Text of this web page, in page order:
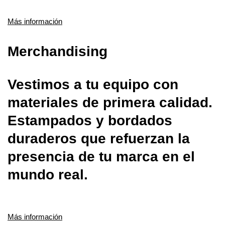
Más información
Merchandising
Vestimos a tu equipo con
materiales de primera calidad.
Estampados y bordados
duraderos que refuerzan la
presencia de tu marca en el
mundo real.
Más información